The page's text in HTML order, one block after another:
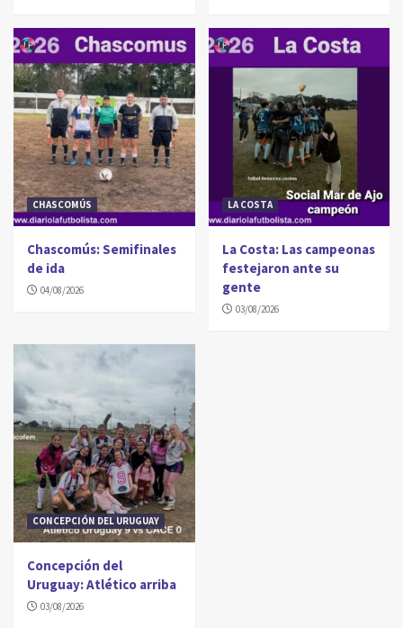
CHASCOMÚS
Chascomús: Semifinales
de ida
04/08/2026
LA COSTA
La Costa: Las campeonas
festejaron ante su
gente
03/08/2026
CONCEPCIÓN DEL URUGUAY
Concepción del
Uruguay: Atlético arriba
03/08/2026